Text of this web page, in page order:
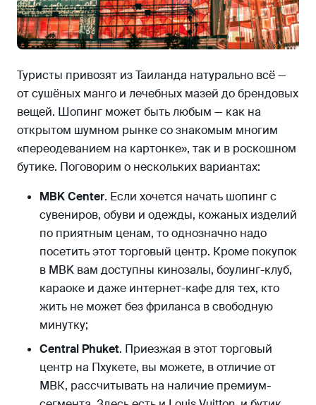
Туристы привозят из Таиланда натурально всё —
от сушёных манго и лечебных мазей до брендовых
вещей. Шопинг может быть любым — как на
открытом шумном рынке со знакомым многим
«переодеванием на картонке», так и в роскошном
бутике. Поговорим о нескольких вариантах:
MBK Center. Если хочется начать шопинг с
сувениров, обуви и одежды, кожаных изделий
по приятным ценам, то однозначно надо
посетить этот торговый центр. Кроме покупок
в MBK вам доступны кинозалы, боулинг-клуб,
караоке и даже интернет-кафе для тех, кто
жить не может без фриланса в свободную
минутку;
Central Phuket. Приезжая в этот торговый
центр на Пхукете, вы можете, в отличие от
МВК, рассчитывать на наличие премиум-